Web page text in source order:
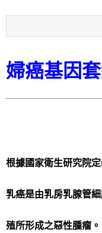
婦癌基因
根據國家衛生研究院定
乳癌是由乳房乳腺管
殖所形成之惡性腫瘤。